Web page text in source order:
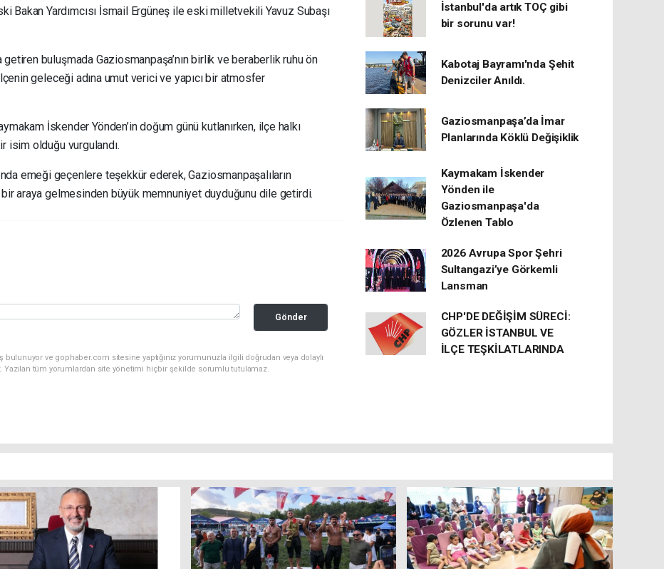
Bakan Yardımcısı İsmail Ergüneş ile eski milletvekili Yavuz Subaşı
buluşmada Gaziosmanpaşa’nın birlik ve beraberlik ruhu ön
ilçenin geleceği adına umut verici ve yapıcı bir atmosfer
İskender Yönden’in doğum günü kutlanırken, ilçe halkı
isim olduğu vurgulandı.
emeği geçenlere teşekkür ederek, Gaziosmanpaşalıların
araya gelmesinden büyük memnuniyet duyduğunu dile getirdi.
Gönder
bulunuyor ve gophaber.com sitesine yaptığınız yorumunuzla ilgili doğrudan veya dolaylı
Yazılan tüm yorumlardan site yönetimi hiçbir şekilde sorumlu tutulamaz.
İstanbul'da artık TOÇ gibi
bir sorunu var!
Kabotaj Bayramı'nda Şehit
Denizciler Anıldı.
Gaziosmanpaşa’da İmar
Planlarında Köklü Değişiklik
Kaymakam İskender
Yönden ile
Gaziosmanpaşa'da
Özlenen Tablo
2026 Avrupa Spor Şehri
Sultangazi’ye Görkemli
Lansman
CHP'DE DEĞİŞİM SÜRECİ:
GÖZLER İSTANBUL VE
İLÇE TEŞKİLATLARINDA